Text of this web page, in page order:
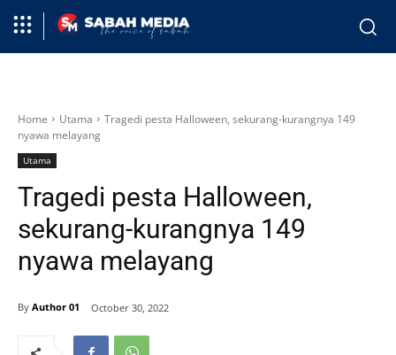
Home Utama
Tragedi pesta Halloween, sekurang-kurangnya 149
nyawa melayang
Utama
Tragedi pesta Halloween,
sekurang-kurangnya 149
nyawa melayang
By Author 01 October 30, 2022